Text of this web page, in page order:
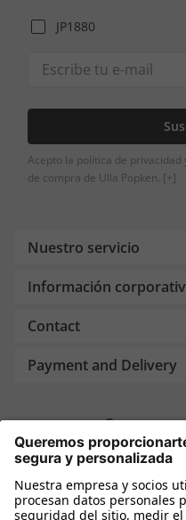
JP1880
Acepto la política de privacidad
de compra de Ulla Popken. [+]
Nuestro servicio
Información
Contact
Payment and Delivery
Compra
Más tiendas online